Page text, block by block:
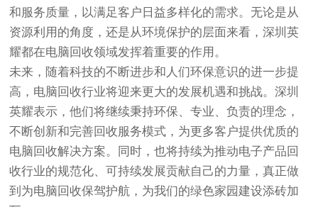
和服务质量，以满足客户日益多样化的需求。无论是从
资源利用的角度，还是从环境保护的层面来看，深圳英
耀都在电脑回收领域发挥着重要的作用。
未来，随着科技的不断进步和人们环保意识的进一步提
高，电脑回收行业将迎来更大的发展机遇和挑战。深圳
英耀表示，他们将继续秉持环保、专业、负责的理念，
不断创新和完善回收服务模式，为更多客户提供优质的
电脑回收解决方案。同时，也将持续为推动电子产品回
收行业的规范化、可持续发展贡献自己的力量，真正做
到为电脑回收保驾护航，为我们的绿色家园建设添砖加